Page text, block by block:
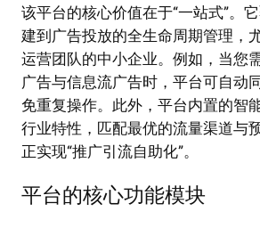
该平台的核心价值在于“一站式”。
建到广告投放的全生命周期管理，
运营团队的中小企业。例如，当您
广告与信息流广告时，平台可自动
免重复操作。此外，平台内置的智
行业特性，匹配最优的流量渠道与
正实现“推广引流自助化”。
平台的核心功能模块